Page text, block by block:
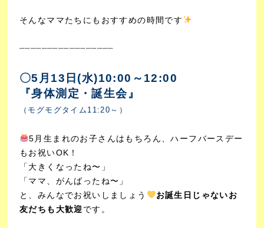
そんなママたちにもおすすめの時間です
┈┈┈┈┈┈┈┈┈┈┈┈┈┈┈┈┈
〇5月13日(水)10:00～12:00
『身体測定・誕生会』
（モグモグタイム11:20～）
5月生まれのお子さんはもちろん、ハーフバースデー
もお祝いOK！
「大きくなったね〜」
「ママ、がんばったね〜」
と、みんなでお祝いしましょう お誕生日じゃないお
友だちも大歓迎 です。